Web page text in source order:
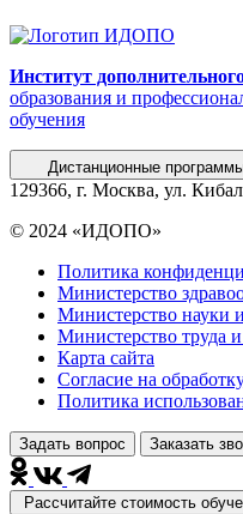
Институт
образования и
обучения
Дистанционные
129366, г. Москва, ул.
© 2024 «ИДОПО»
Политика
Министерство
Министерство науки
Министерство труда
Карта сайта
Согласие на
Политика
Задать вопрос Заказать
Рассчитайте стоимость